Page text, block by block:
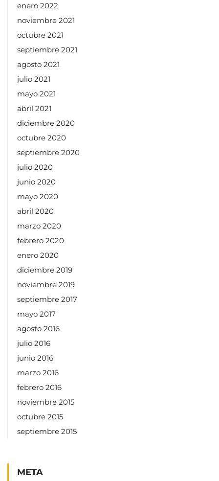
enero 2022
noviembre 2021
octubre 2021
septiembre 2021
agosto 2021
julio 2021
mayo 2021
abril 2021
diciembre 2020
octubre 2020
septiembre 2020
julio 2020
junio 2020
mayo 2020
abril 2020
marzo 2020
febrero 2020
enero 2020
diciembre 2019
noviembre 2019
septiembre 2017
mayo 2017
agosto 2016
julio 2016
junio 2016
marzo 2016
febrero 2016
noviembre 2015
octubre 2015
septiembre 2015
META